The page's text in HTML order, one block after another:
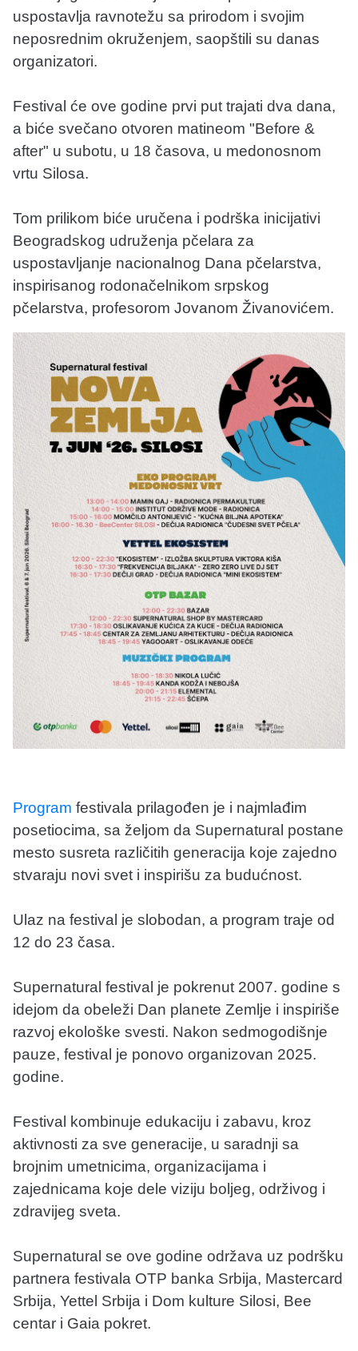
uspostavlja ravnotežu sa prirodom i svojim
neposrednim okruženjem, saopštili su danas
organizatori.
Festival će ove godine prvi put trajati dva dana,
a biće svečano otvoren matineom "Before &
after" u subotu, u 18 časova, u medonosnom
vrtu Silosa.
Tom prilikom biće uručena i podrška inicijativi
Beogradskog udruženja pčelara za
uspostavljanje nacionalnog Dana pčelarstva,
inspirisanog rodonačelnikom srpskog
pčelarstva, profesorom Jovanom Živanovićem.
Program festivala prilagođen je i najmlađim
posetiocima, sa željom da Supernatural postane
mesto susreta različitih generacija koje zajedno
stvaraju novi svet i inspirišu za budućnost.
Ulaz na festival je slobodan, a program traje od
12 do 23 časa.
Supernatural festival je pokrenut 2007. godine s
idejom da obeleži Dan planete Zemlje i inspiriše
razvoj ekološke svesti. Nakon sedmogodišnje
pauze, festival je ponovo organizovan 2025.
godine.
Festival kombinuje edukaciju i zabavu, kroz
aktivnosti za sve generacije, u saradnji sa
brojnim umetnicima, organizacijama i
zajednicama koje dele viziju boljeg, održivog i
zdravijeg sveta.
Supernatural se ove godine održava uz podršku
partnera festivala OTP banka Srbija, Mastercard
Srbija, Yettel Srbija i Dom kulture Silosi, Bee
centar i Gaia pokret.